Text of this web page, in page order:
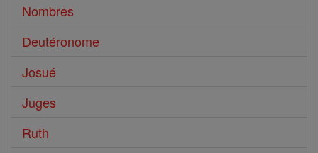
Nombres
Deutéronome
Josué
Juges
Ruth